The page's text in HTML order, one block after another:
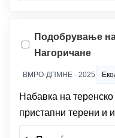
Подобрување
Нагоричане
ВМРО-ДПМНЕ · 2025
Набавка на
пристапни терени и